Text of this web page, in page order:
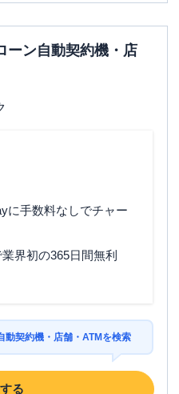
ーン自動契約機・店
に手数料なしでチャー
界初の365日間無利
動契約機・店舗・ATMを検索
る